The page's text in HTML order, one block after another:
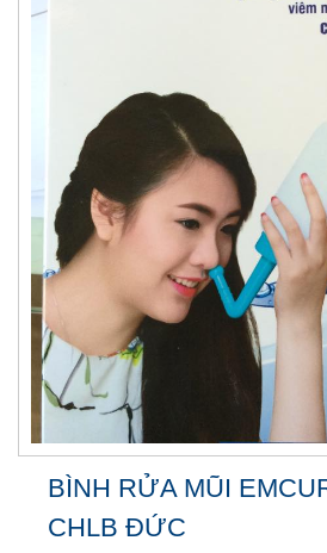
BÌNH RỬA MŨI
CHLB ĐỨC